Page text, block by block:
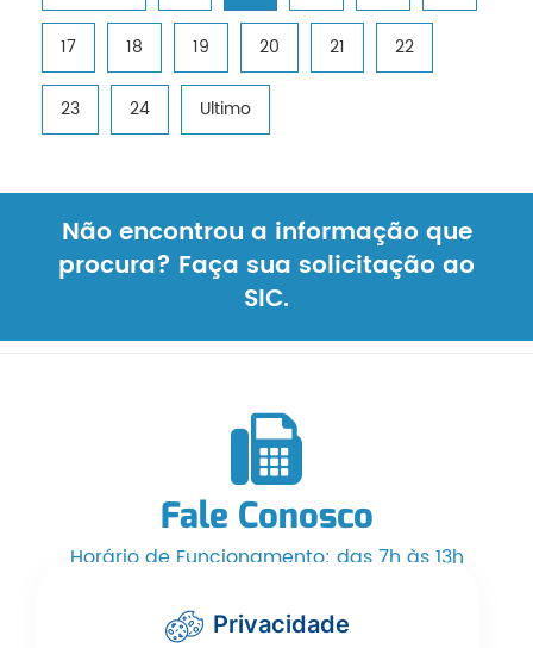
17 18 19 20 21 22
23 24 Ultimo
Não encontrou a informação que
procura? Faça sua solicitação ao
SIC.
Fale Conosco
Horário de Funcionamento: das 7h às 13h
cmcarlinda@hotmail.com
Privacidade